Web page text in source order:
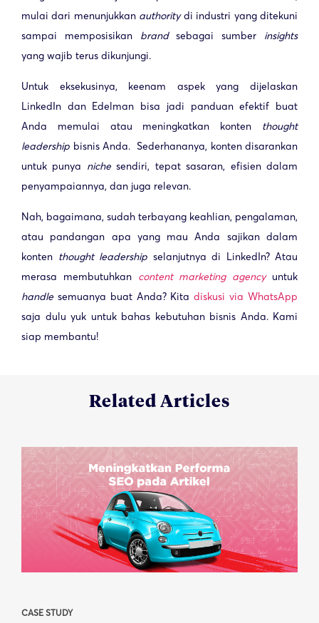
mulai dari menunjukkan authoritydi industri yang ditekuni
sampai memposisikan brandsebagai sumber insights
yang wajib terus dikunjungi.
Untuk eksekusinya, keenam aspek yang dijelaskan
LinkedIn dan Edelman bisa jadi panduan efektif buat
Anda memulai atau meningkatkan konten thought
leadership bisnis Anda. Sederhananya, konten disarankan
untuk punya nichesendiri, tepat sasaran, efisien dalam
penyampaiannya, dan juga relevan.
Nah, bagaimana, sudah terbayang keahlian, pengalaman,
atau pandangan apa yang mau Anda sajikan dalam
konten thought leadership selanjutnya di LinkedIn? Atau
merasa membutuhkan content marketing agencyuntuk
handle semuanya buat Anda? Kitadiskusi via WhatsApp
saja dulu yuk untuk bahas kebutuhan bisnis Anda. Kami
siap membantu!
Related Articles
CASE STUDY